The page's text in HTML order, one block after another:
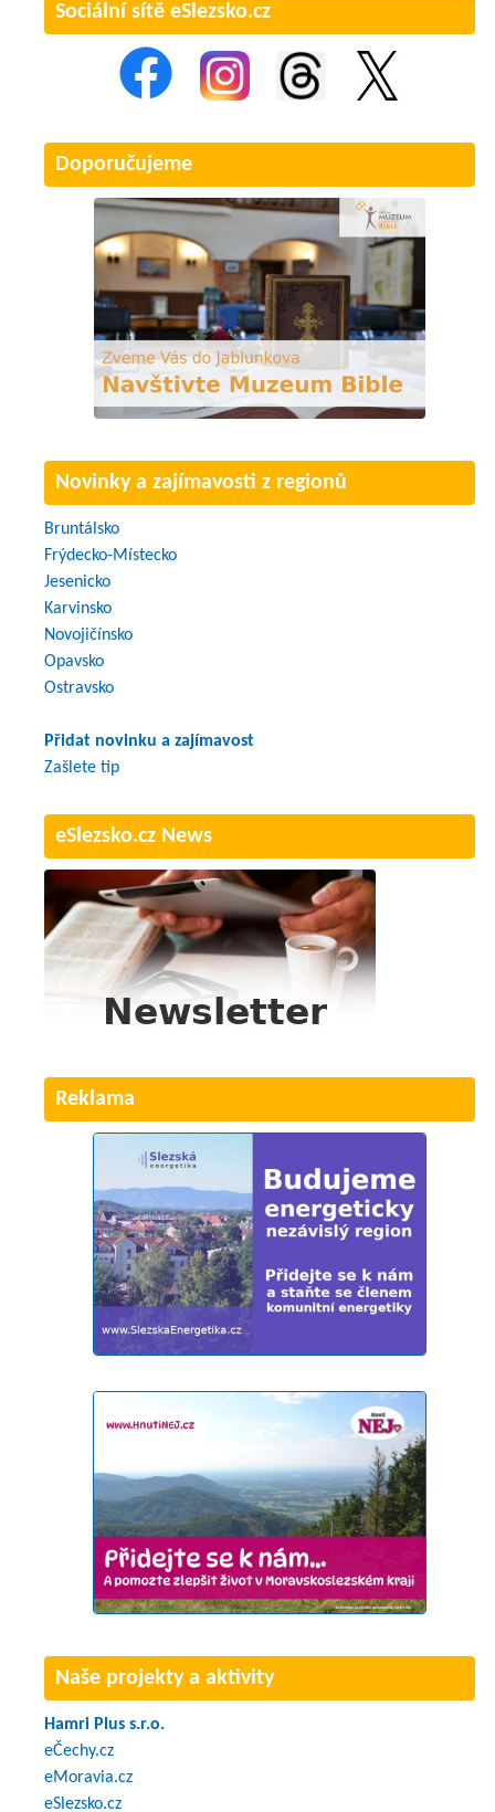
Sociální sítě eSlezsko.cz
Doporučujeme
Novinky a zajímavosti z regionů
Bruntálsko
Frýdecko-Místecko
Jesenicko
Karvinsko
Novojičínsko
Opavsko
Ostravsko
Přidat novinku a zajímavost
Zašlete tip
eSlezsko.cz News
Reklama
Naše projekty a aktivity
Hamri Plus s.r.o.
eČechy.cz
eMoravia.cz
eSlezsko.cz